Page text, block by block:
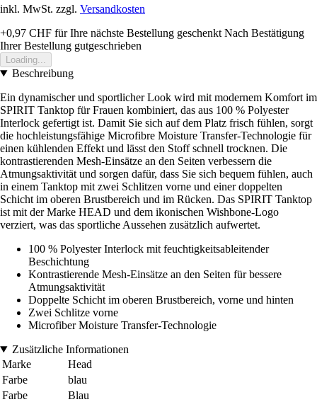
inkl. MwSt. zzgl. Versandkosten
+0,97 CHF für Ihre nächste Bestellung geschenkt Nach Bestätigung
Ihrer Bestellung gutgeschrieben
Loading...
Beschreibung
Ein dynamischer und sportlicher Look wird mit modernem Komfort im
SPIRIT Tanktop für Frauen kombiniert, das aus 100 % Polyester
Interlock gefertigt ist. Damit Sie sich auf dem Platz frisch fühlen, sorgt
die hochleistungsfähige Microfibre Moisture Transfer-Technologie für
einen kühlenden Effekt und lässt den Stoff schnell trocknen. Die
kontrastierenden Mesh-Einsätze an den Seiten verbessern die
Atmungsaktivität und sorgen dafür, dass Sie sich bequem fühlen, auch
in einem Tanktop mit zwei Schlitzen vorne und einer doppelten
Schicht im oberen Brustbereich und im Rücken. Das SPIRIT Tanktop
ist mit der Marke HEAD und dem ikonischen Wishbone-Logo
verziert, was das sportliche Aussehen zusätzlich aufwertet.
100 % Polyester Interlock mit feuchtigkeitsableitender
Beschichtung
Kontrastierende Mesh-Einsätze an den Seiten für bessere
Atmungsaktivität
Doppelte Schicht im oberen Brustbereich, vorne und hinten
Zwei Schlitze vorne
Microfiber Moisture Transfer-Technologie
Zusätzliche Informationen
Marke
Head
Farbe
blau
Farbe
Blau